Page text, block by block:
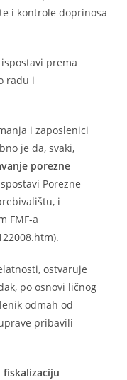
i kontrole doprinosa
prema
radu i
i zaposlenici
je da, svaki,
porezne
Porezne
i
FMF-a
ostvaruje
po osnovi ličnog
odmah od
pribavili
fiskalizaciju